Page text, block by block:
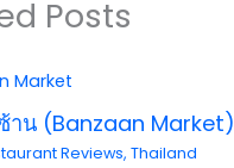
Posts
าน (Banzaan Market)
Reviews,Thailand